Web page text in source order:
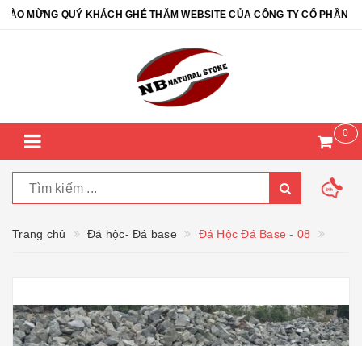
MỪNG QUÝ KHÁCH GHÉ THĂM WEBSITE CỦA CÔNG TY CỔ PHẦN
0
Trang chủ Đá hộc- Đá base Đá Hộc Đá Base - 08